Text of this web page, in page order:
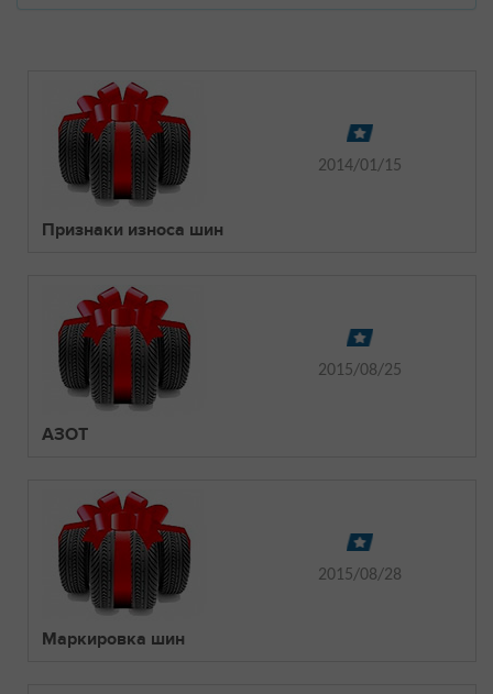
2014/01/15
Признаки износа шин
2015/08/25
АЗОТ
2015/08/28
Маркировка шин